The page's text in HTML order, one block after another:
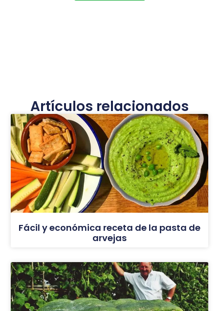
Artículos relacionados
Fácil y económica receta de la pasta de
arvejas